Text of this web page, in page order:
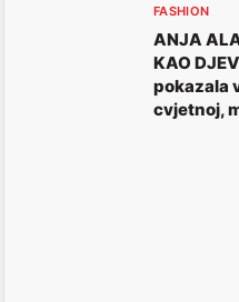
FASHION
ANJA
KAO
pokazala
cvjetnoj,